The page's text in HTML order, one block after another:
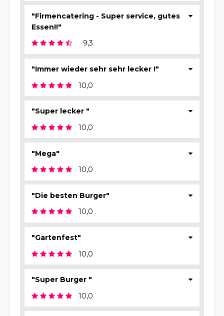
"Firmencatering - Super service, gutes
Essen!!"
9,3
"Immer wieder sehr sehr lecker !"
10,0
"Super lecker "
10,0
"Mega"
10,0
"Die besten Burger"
10,0
"Gartenfest"
10,0
"Super Burger "
10,0